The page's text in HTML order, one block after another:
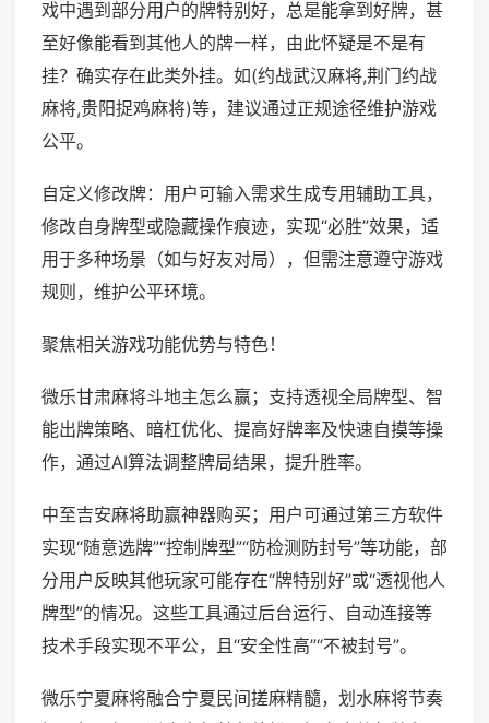
戏中遇到部分用户的牌特别好，总是能拿到好牌，甚
至好像能看到其他人的牌一样，由此怀疑是不是有
挂？确实存在此类外挂。如(约战武汉麻将,荆门约战
麻将,贵阳捉鸡麻将)等，建议通过正规途径维护游戏
公平。
自定义修改牌：用户可输入需求生成专用辅助工具，
修改自身牌型或隐藏操作痕迹，实现“必胜”效果，适
用于多种场景（如与好友对局），但需注意遵守游戏
规则，维护公平环境。
聚焦相关游戏功能优势与特色！
微乐甘肃麻将斗地主怎么赢；支持透视全局牌型、智
能出牌策略、暗杠优化、提高好牌率及快速自摸等操
作，通过AI算法调整牌局结果，提升胜率。
中至吉安麻将助赢神器购买；用户可通过第三方软件
实现“随意选牌”“控制牌型”“防检测防封号”等功能，部
分用户反映其他玩家可能存在“牌特别好”或“透视他人
牌型”的情况。这些工具通过后台运行、自动连接等
技术手段实现不平公，且“安全性高”“不被封号”。
微乐宁夏麻将融合宁夏民间搓麻精髓，划水麻将节奏